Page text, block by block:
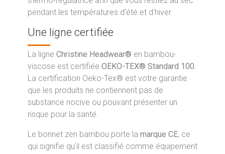
pendant les températures d'été et d'hiver.
Une ligne certifiée
La ligne Christine Headwear® en bambou-
viscose est certifiée OEKO-TEX® Standard 100.
La certification Oeko-Tex® est votre garantie
que les produits ne contiennent pas de
substance nocive ou pouvant présenter un
risque pour la santé.
Le bonnet zen bambou porte la marque CE, ce
qui signifie qu'il est classifié comme équipement